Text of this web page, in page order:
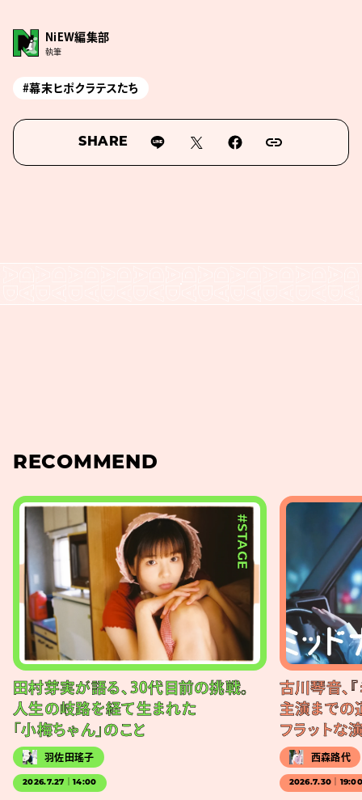
NiEW編集部
執筆
#幕末ヒポクラテスたち
SHARE
RECOMMEND
#STAGE
田村芽実が語る、30代目前の挑戦。
人生の岐路を経て生まれた
「小梅ちゃん」のこと
羽佐田瑤子
2026.7.27｜14:00
古川琴音、
主演までの
フラットな
西森路代
2026.7.30｜